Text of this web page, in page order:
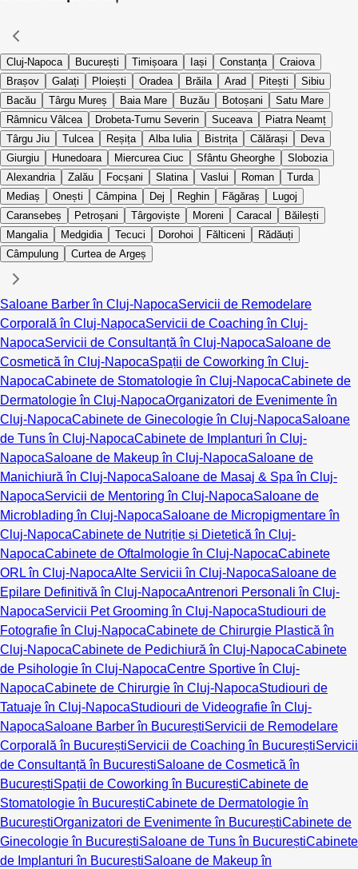
Cluj-Napoca București Timișoara Iași Constanța
Craiova
Brașov
Galați Ploiești Oradea Brăila Arad Pitești
Sibiu
Bacău
Târgu Mureș Baia Mare Buzău Botoșani
Satu Mare
Râmnicu Vâlcea
Drobeta-Turnu Severin Suceava
Piatra Neamț
Târgu Jiu
Tulcea Reșița Alba Iulia Bistrița Călărași
Deva
Giurgiu
Hunedoara Miercurea Ciuc Sfântu Gheorghe
Slobozia
Alexandria
Zalău Focșani Slatina Vaslui Roman
Turda
Mediaș
Onești Câmpina Dej Reghin Făgăraș
Lugoj
Caransebeș
Petroșani Târgoviște Moreni Caracal
Băilești
Mangalia
Medgidia Tecuci Dorohoi Fălticeni
Rădăuți
Câmpulung
Curtea de Argeș
Saloane Barber în Cluj-NapocaServicii de Remodelare
Corporală în Cluj-NapocaServicii de Coaching în Cluj-
NapocaServicii de Consultanță în Cluj-NapocaSaloane de
Cosmetică în Cluj-NapocaSpații de Coworking în Cluj-
NapocaCabinete de Stomatologie în Cluj-NapocaCabinete de
Dermatologie în Cluj-NapocaOrganizatori de Evenimente în
Cluj-NapocaCabinete de Ginecologie în Cluj-NapocaSaloane
de Tuns în Cluj-NapocaCabinete de Implanturi în Cluj-
NapocaSaloane de Makeup în Cluj-NapocaSaloane de
Manichiură în Cluj-NapocaSaloane de Masaj & Spa în Cluj-
NapocaServicii de Mentoring în Cluj-NapocaSaloane de
Microblading în Cluj-NapocaSaloane de Micropigmentare în
Cluj-NapocaCabinete de Nutriție și Dietetică în Cluj-
NapocaCabinete de Oftalmologie în Cluj-NapocaCabinete
ORL în Cluj-NapocaAlte Servicii în Cluj-NapocaSaloane de
Epilare Definitivă în Cluj-NapocaAntrenori Personali în Cluj-
NapocaServicii Pet Grooming în Cluj-NapocaStudiouri de
Fotografie în Cluj-NapocaCabinete de Chirurgie Plastică în
Cluj-NapocaCabinete de Pedichiură în Cluj-NapocaCabinete
de Psihologie în Cluj-NapocaCentre Sportive în Cluj-
NapocaCabinete de Chirurgie în Cluj-NapocaStudiouri de
Tatuaje în Cluj-NapocaStudiouri de Videografie în Cluj-
NapocaSaloane Barber în BucureștiServicii de Remodelare
Corporală în BucureștiServicii de Coaching în BucureștiServicii
de Consultanță în BucureștiSaloane de Cosmetică în
BucureștiSpații de Coworking în BucureștiCabinete de
Stomatologie în BucureștiCabinete de Dermatologie în
BucureștiOrganizatori de Evenimente în BucureștiCabinete de
Ginecologie în BucureștiSaloane de Tuns în BucureștiCabinete
de Implanturi în BucureștiSaloane de Makeup în